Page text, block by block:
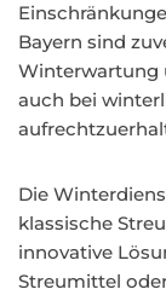
Bayern sind
Winterwartung
auch bei
Die
klassische
innovative
Streumittel